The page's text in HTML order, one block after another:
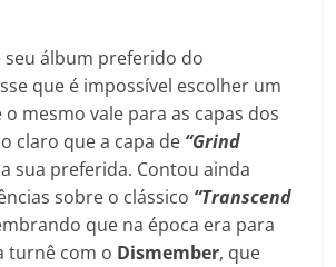
seu álbum preferido do
que é impossível escolher um
o mesmo vale para as capas dos
claro que a capa de “Grind
sua preferida. Contou ainda
sobre o clássico “Transcend
que na época era para
turnê com o Dismember, que